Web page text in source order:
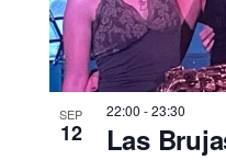
SEP
12
22:00 -23:30
Las